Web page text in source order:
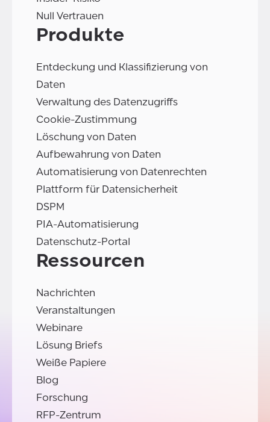
Null Vertrauen
Produkte
Entdeckung und Klassifizierung von
Daten
Verwaltung des Datenzugriffs
Cookie-Zustimmung
Löschung von Daten
Aufbewahrung von Daten
Automatisierung von Datenrechten
Plattform für Datensicherheit
DSPM
PIA-Automatisierung
Datenschutz-Portal
Ressourcen
Nachrichten
Veranstaltungen
Webinare
Lösung Briefs
Weiße Papiere
Blog
Forschung
RFP-Zentrum